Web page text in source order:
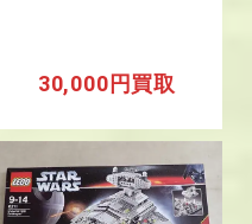
30,000円買取